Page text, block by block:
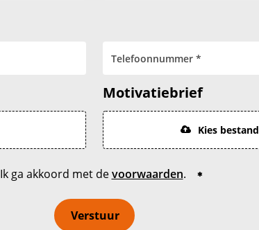
Motivatiebrief
Kies bestand
Ik ga akkoord met devoorwaarden.
Verstuur